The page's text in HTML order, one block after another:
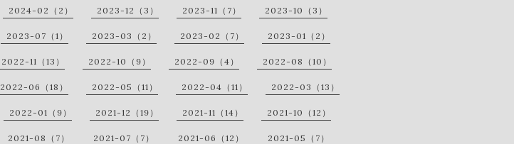
2024-02（2） 2023-12（3） 2023-11（7） 2023-10（3）
2023-07（1） 2023-03（2） 2023-02（7） 2023-01（2）
2022-11（13） 2022-10（9） 2022-09（4） 2022-08（10）
2022-06（18） 2022-05（11） 2022-04（11） 2022-03（13）
2022-01（9） 2021-12（19） 2021-11（14） 2021-10（12）
2021-08（7） 2021-07（7） 2021-06（12） 2021-05（7）